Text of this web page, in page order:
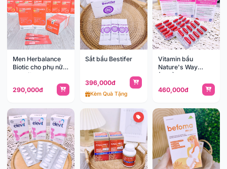
Men Herbalance
Biotic cho phụ nữ
30 gói
290,000đ
Sắt bầu Bestifer
396,000đ
Kèm Quà Tặng
Vitamin bầu
Nature's Way
(30v)
460,000đ